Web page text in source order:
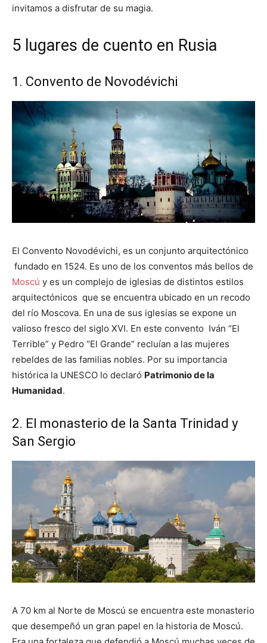
invitamos a disfrutar de su magia.
5 lugares de cuento en Rusia
1. Convento de Novodévichi
El Convento Novodévichi, es un conjunto arquitectónico
fundado en 1524. Es uno de los conventos más bellos de
Moscú y es un complejo de iglesias de distintos estilos
arquitectónicos que se encuentra ubicado en un recodo
del río Moscova. En una de sus iglesias se expone un
valioso fresco del siglo XVI. En este convento Iván “El
Terrible” y Pedro “El Grande” recluían a las mujeres
rebeldes de las familias nobles. Por su importancia
histórica la UNESCO lo declaró Patrimonio de la
Humanidad.
2. El monasterio de la Santa Trinidad y
San Sergio
A 70 km al Norte de Moscú se encuentra este monasterio
que desempeñó un gran papel en la historia de Moscú.